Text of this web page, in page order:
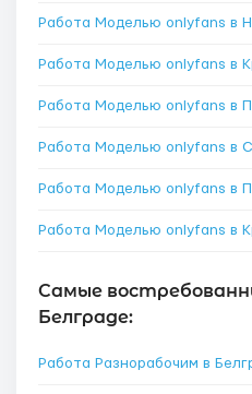
Работа Моделью onlyfans в
Работа Моделью onlyfans в
Работа Моделью onlyfans в
Работа Моделью onlyfans в
Работа Моделью onlyfans в
Работа Моделью onlyfans в
Самые
Белграде:
Работа Разнорабочим в